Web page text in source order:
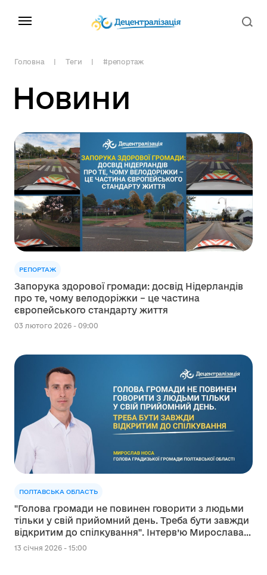
Головна Теги #репортаж
Новини
РЕПОРТАЖ
Запорука здорової громади: досвід Нідерландів
про те, чому велодоріжки – це частина
європейського стандарту життя
03 лютого 2026 - 09:00
ПОЛТАВСЬКА ОБЛАСТЬ
"Голова громади не повинен говорити з людьми
тільки у свій прийомний день. Треба бути завжди
відкритим до спілкування". Інтерв’ю Мирослава
Носи
13 січня 2026 - 15:00